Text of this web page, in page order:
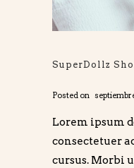
SuperDollz
Posted on
Lorem ipsum
consectetuer
cursus. Morbi